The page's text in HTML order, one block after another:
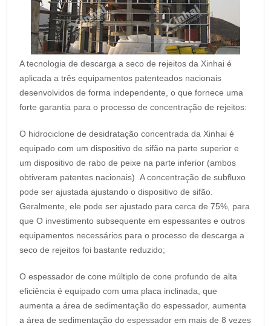
A tecnologia de descarga a seco de rejeitos da Xinhai é
aplicada a três equipamentos patenteados nacionais
desenvolvidos de forma independente, o que fornece uma
forte garantia para o processo de concentração de rejeitos:
O hidrociclone de desidratação concentrada da Xinhai é
equipado com um dispositivo de sifão na parte superior e
um dispositivo de rabo de peixe na parte inferior (ambos
obtiveram patentes nacionais) .A concentração de subfluxo
pode ser ajustada ajustando o dispositivo de sifão.
Geralmente, ele pode ser ajustado para cerca de 75%, para
que O investimento subsequente em espessantes e outros
equipamentos necessários para o processo de descarga a
seco de rejeitos foi bastante reduzido;
O espessador de cone múltiplo de cone profundo de alta
eficiência é equipado com uma placa inclinada, que
aumenta a área de sedimentação do espessador, aumenta
a área de sedimentação do espessador em mais de 8 vezes